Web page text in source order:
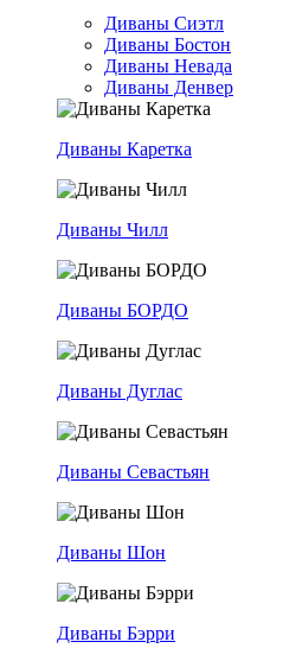
Диваны Сиэтл
Диваны Бостон
Диваны Невада
Диваны Денвер
Диваны Каретка
Диваны Чилл
Диваны БОРДО
Диваны Дуглас
Диваны Севастьян
Диваны Шон
Диваны Бэрри